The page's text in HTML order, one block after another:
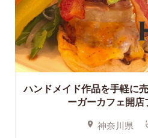
ハンドメイド作品を手軽に
ーガーカフェ開店
神奈川県